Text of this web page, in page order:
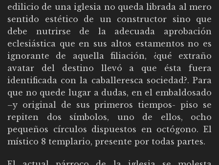
edilicio de una iglesia no queda librada al mero
sentido estético de un constructor sino que
debe nutrirse de la adecuada aprobación
eclesiástica que en sus altos estamentos no es
ignorante de aquella filiación, ¿qué extraño
avatar del destino llevó a que ésta fuera
identificada con la caballeresca sociedad?. Para
que no quede lugar a dudas, en el embaldosado
–y original de sus primeros tiempos- piso se
repiten dos símbolos, uno de ellos, ocho
pequeños círculos dispuestos en octógono. El
místico 8 templario, presente por todas partes.